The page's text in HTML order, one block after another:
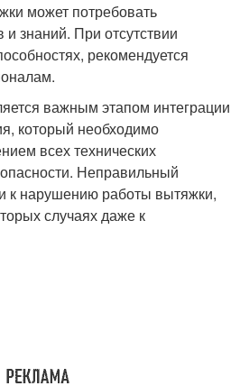
может потребовать
знаний. При отсутствии
рекомендуется
важным этапом интеграции
который необходимо
всех технических
Неправильный
к нарушению работы вытяжки,
случаях даже к